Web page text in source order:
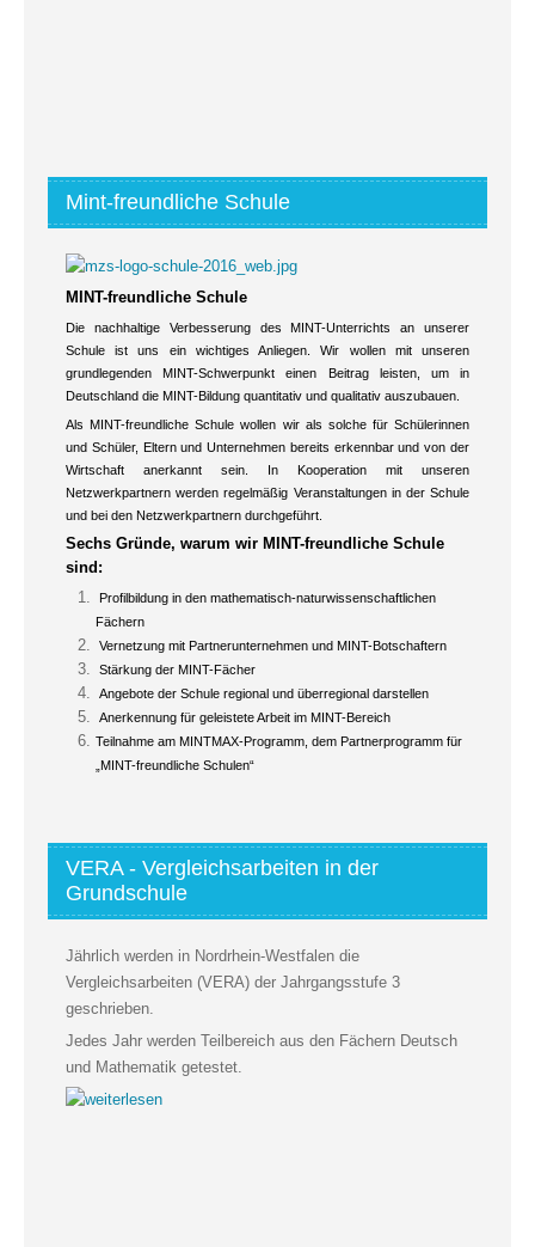
Mint-freundliche Schule
MINT-freundliche Schule
Die nachhaltige Verbesserung des MINT-Unterrichts an unserer
Schule ist uns ein wichtiges Anliegen. Wir wollen mit unseren
grundlegenden MINT-Schwerpunkt einen Beitrag leisten, um in
Deutschland die MINT-Bildung quantitativ und qualitativ auszubauen.
Als MINT-freundliche Schule wollen wir als solche für Schülerinnen
und Schüler, Eltern und Unternehmen bereits erkennbar und von der
Wirtschaft anerkannt sein. In Kooperation mit unseren
Netzwerkpartnern werden regelmäßig Veranstaltungen in der Schule
und bei den Netzwerkpartnern durchgeführt.
Sechs Gründe, warum wir MINT-freundliche Schule
sind:
Profilbildung in den mathematisch-naturwissenschaftlichen
Fächern
Vernetzung mit Partnerunternehmen und MINT-Botschaftern
Stärkung der MINT-Fächer
Angebote der Schule regional und überregional darstellen
Anerkennung für geleistete Arbeit im MINT-Bereich
Teilnahme am MINTMAX-Programm, dem Partnerprogramm für
„MINT-freundliche Schulen“
VERA - Vergleichsarbeiten in der
Grundschule
Jährlich werden in Nordrhein-Westfalen die
Vergleichsarbeiten (VERA) der Jahrgangsstufe 3
geschrieben.
Jedes Jahr werden Teilbereich aus den Fächern Deutsch
und Mathematik getestet.